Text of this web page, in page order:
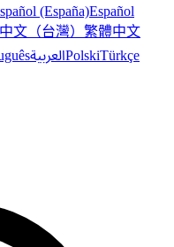
(España)Español
文（台灣） 繁體中文
العربيةPolskiTürkçe